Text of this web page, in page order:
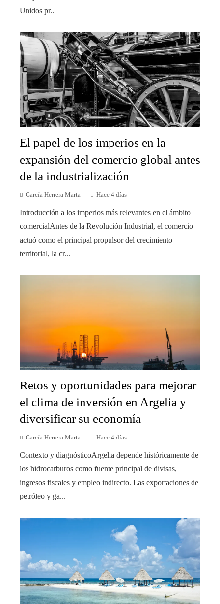
Unidos pr...
El papel de los imperios en la
expansión del comercio global antes
de la industrialización
García Herrera Marta Hace 4 días
Introducción a los imperios más relevantes en el ámbito
comercialAntes de la Revolución Industrial, el comercio
actuó como el principal propulsor del crecimiento
territorial, la cr...
Retos y oportunidades para mejorar
el clima de inversión en Argelia y
diversificar su economía
García Herrera Marta Hace 4 días
Contexto y diagnósticoArgelia depende históricamente de
los hidrocarburos como fuente principal de divisas,
ingresos fiscales y empleo indirecto. Las exportaciones de
petróleo y ga...